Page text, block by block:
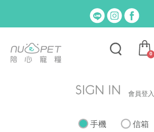
0
會員登入
手機 信箱